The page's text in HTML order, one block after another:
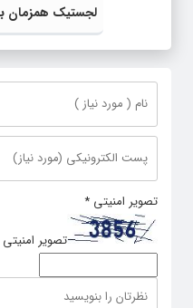
لجستیک همزمان
پایدار سازمان
تصویر امنیتی *
تصویر امنیتی